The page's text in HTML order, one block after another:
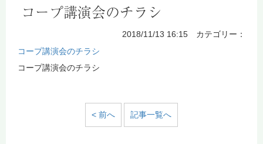
コープ講演会のチラシ
2018/11/13 16:15 カテゴリー：
コープ講演会のチラシ
コープ講演会のチラシ
< 前へ 記事一覧へ